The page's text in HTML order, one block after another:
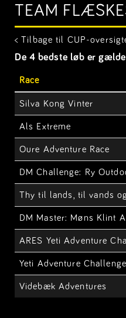
TEAM
< Tilbage til CUP-
De 4 bedste løb er
Race
Silva Kong Vinter
Als Extreme
Oure Adventure Race
DM Challenge: Ry
Thy til lands, til vands
DM Master: Møns Klint
ARES Yeti Adventure
Yeti Adventure
Videbæk Adventures